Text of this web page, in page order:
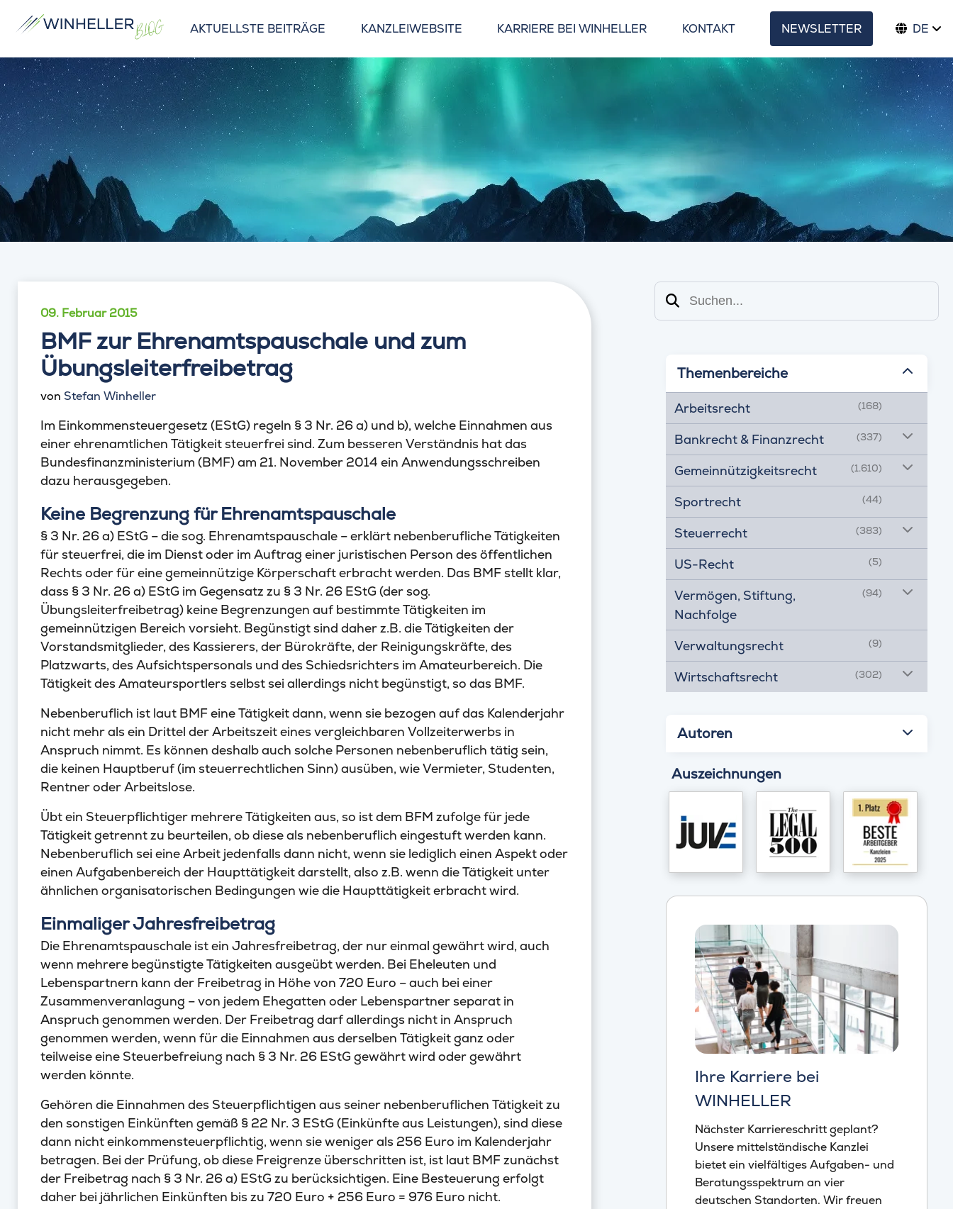
AKTUELLSTE BEITRÄGE KANZLEIWEBSITE KARRIERE BEI WINHELLER KONTAKT NEWSLETTER DE
09. Februar 2015
BMF zur Ehrenamtspauschale und zum
Übungsleiterfreibetrag
von Stefan Winheller
Im Einkommensteuergesetz (EStG) regeln § 3 Nr. 26 a) und b), welche Einnahmen aus
einer ehrenamtlichen Tätigkeit steuerfrei sind. Zum besseren Verständnis hat das
Bundesfinanzministerium (BMF) am 21. November 2014 ein Anwendungsschreiben
dazu herausgegeben.
Keine Begrenzung für Ehrenamtspauschale
§ 3 Nr. 26 a) EStG – die sog. Ehrenamtspauschale – erklärt nebenberufliche Tätigkeiten
für steuerfrei, die im Dienst oder im Auftrag einer juristischen Person des öffentlichen
Rechts oder für eine gemeinnützige Körperschaft erbracht werden. Das BMF stellt klar,
dass § 3 Nr. 26 a) EStG im Gegensatz zu § 3 Nr. 26 EStG (der sog.
Übungsleiterfreibetrag) keine Begrenzungen auf bestimmte Tätigkeiten im
gemeinnützigen Bereich vorsieht. Begünstigt sind daher z.B. die Tätigkeiten der
Vorstandsmitglieder, des Kassierers, der Bürokräfte, der Reinigungskräfte, des
Platzwarts, des Aufsichtspersonals und des Schiedsrichters im Amateurbereich. Die
Tätigkeit des Amateursportlers selbst sei allerdings nicht begünstigt, so das BMF.
Nebenberuflich ist laut BMF eine Tätigkeit dann, wenn sie bezogen auf das Kalenderjahr
nicht mehr als ein Drittel der Arbeitszeit eines vergleichbaren Vollzeiterwerbs in
Anspruch nimmt. Es können deshalb auch solche Personen nebenberuflich tätig sein,
die keinen Hauptberuf (im steuerrechtlichen Sinn) ausüben, wie Vermieter, Studenten,
Rentner oder Arbeitslose.
Übt ein Steuerpflichtiger mehrere Tätigkeiten aus, so ist dem BFM zufolge für jede
Tätigkeit getrennt zu beurteilen, ob diese als nebenberuflich eingestuft werden kann.
Nebenberuflich sei eine Arbeit jedenfalls dann nicht, wenn sie lediglich einen Aspekt oder
einen Aufgabenbereich der Haupttätigkeit darstellt, also z.B. wenn die Tätigkeit unter
ähnlichen organisatorischen Bedingungen wie die Haupttätigkeit erbracht wird.
Einmaliger Jahresfreibetrag
Die Ehrenamtspauschale ist ein Jahresfreibetrag, der nur einmal gewährt wird, auch
wenn mehrere begünstigte Tätigkeiten ausgeübt werden. Bei Eheleuten und
Lebenspartnern kann der Freibetrag in Höhe von 720 Euro – auch bei einer
Zusammenveranlagung – von jedem Ehegatten oder Lebenspartner separat in
Anspruch genommen werden. Der Freibetrag darf allerdings nicht in Anspruch
genommen werden, wenn für die Einnahmen aus derselben Tätigkeit ganz oder
teilweise eine Steuerbefreiung nach § 3 Nr. 26 EStG gewährt wird oder gewährt
werden könnte.
Gehören die Einnahmen des Steuerpflichtigen aus seiner nebenberuflichen Tätigkeit zu
den sonstigen Einkünften gemäß § 22 Nr. 3 EStG (Einkünfte aus Leistungen), sind diese
dann nicht einkommensteuerpflichtig, wenn sie weniger als 256 Euro im Kalenderjahr
betragen. Bei der Prüfung, ob diese Freigrenze überschritten ist, ist laut BMF zunächst
der Freibetrag nach § 3 Nr. 26 a) EStG zu berücksichtigen. Eine Besteuerung erfolgt
daher bei jährlichen Einkünften bis zu 720 Euro + 256 Euro = 976 Euro nicht.
Suchen
Themenbereiche
Arbeitsrecht (168)
Bankrecht & Finanzrecht (337)
Gemeinnützigkeitsrecht (1.610)
Sportrecht (44)
Steuerrecht (383)
US-Recht (5)
Vermögen, Stiftung,
Nachfolge
(94)
Verwaltungsrecht (9)
Wirtschaftsrecht (302)
Autoren
Auszeichnungen
Ihre Karriere bei
WINHELLER
Nächster Karriereschritt geplant?
Unsere mittelständische Kanzlei
bietet ein vielfältiges Aufgaben- und
Beratungsspektrum an vier
deutschen Standorten. Wir freuen